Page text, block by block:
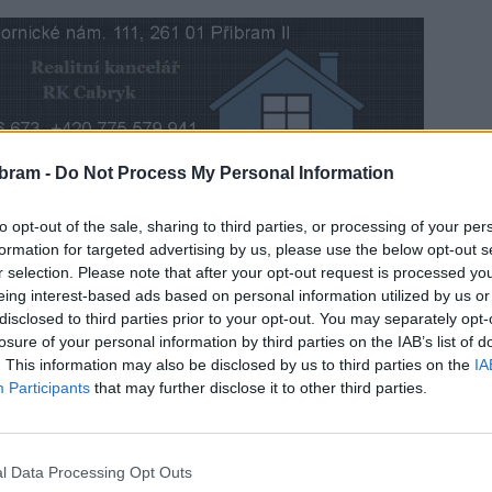
- Do Not Process My Personal Information
opt-out of the sale, sharing to third parties, or processing of your
for targeted advertising by us, please use the below opt-out
selection. Please note that after your opt-out request is processed
interest-based ads based on personal information utilized by us
to third parties prior to your opt-out. You may separately
of your personal information by third parties on the IAB’s list of
This information may also be disclosed by us to third parties on the
Participants that may further disclose it to other third parties.
Data Processing Opt Outs
letech opravit bývalou budovu pošty, ve které se
době rozvádí po obci a přilehlých osadách rychlý